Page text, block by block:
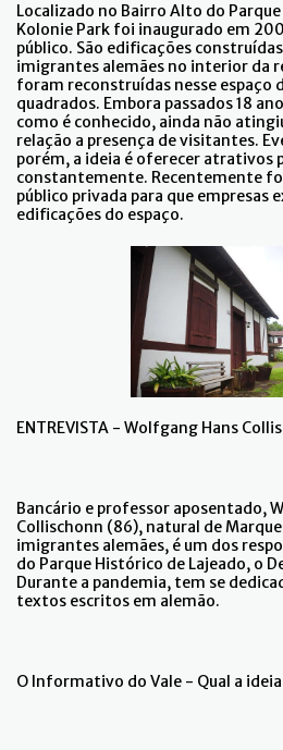
Localizado no Bairro Alto do
Kolonie Park foi inaugurado em
público. São edificações
imigrantes alemães no interior da
foram reconstruídas nesse espaço
quadrados. Embora passados 18
como é conhecido, ainda não
relação a presença de visitantes.
porém, a ideia é oferecer atrativos
constantemente. Recentemente
público privada para que empresas
edificações do espaço.
ENTREVISTA - Wolfgang Hans
Bancário e professor aposentado,
Collischonn (86), natural de
imigrantes alemães, é um dos
do Parque Histórico de Lajeado, o
Durante a pandemia, tem se
textos escritos em alemão.
O Informativo do Vale - Qual a